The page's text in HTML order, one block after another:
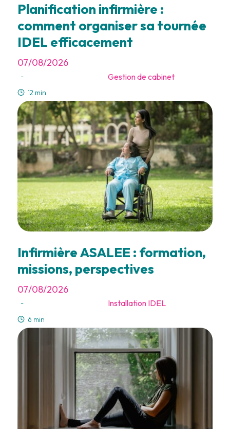
Planification infirmière :
comment organiser sa tournée
IDEL efficacement
07/08/2026
- Gestion de cabinet
12 min
Infirmière ASALEE : formation,
missions, perspectives
07/08/2026
- Installation IDEL
6 min